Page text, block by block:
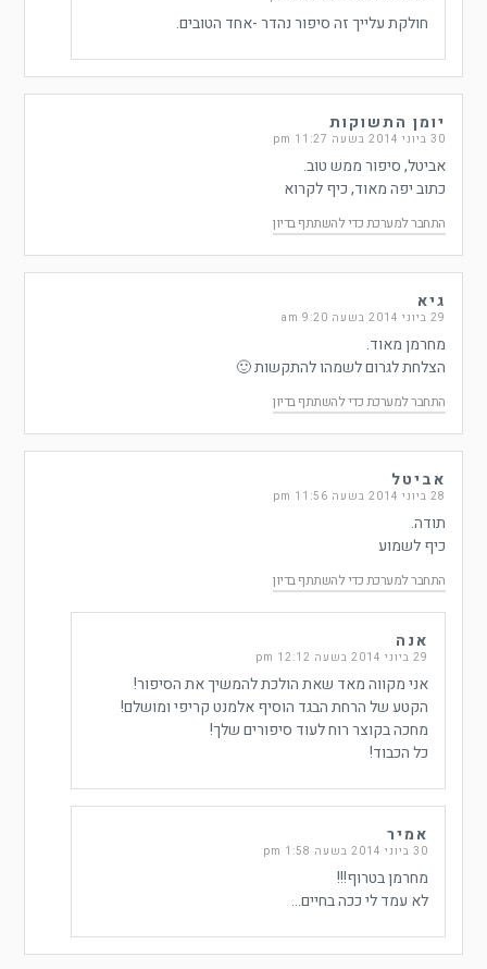
חולקת עלייך זה סיפור נהדר -אחד הטובים.
יומן התשוקות
30 ביוני 2014 בשעה 11:27 pm
אביטל, סיפור ממש טוב.
כתוב יפה מאוד, כיף לקרוא
התחבר למערכת כדי להשתתף בדיון
גיא
29 ביוני 2014 בשעה 9:20 am
מחרמן מאוד.
הצלחת לגרום לשמהו להתקשות 🙂
התחבר למערכת כדי להשתתף בדיון
אביטל
28 ביוני 2014 בשעה 11:56 pm
תודה.
כיף לשמוע
התחבר למערכת כדי להשתתף בדיון
אנה
29 ביוני 2014 בשעה 12:12 pm
אני מקווה מאד שאת הולכת להמשיך את הסיפור!
הקטע של הרחת הבגד הוסיף אלמנט קריפי ומושלם!
מחכה בקוצר רוח לעוד סיפורים שלך!
כל הכבוד!
אמיר
30 ביוני 2014 בשעה 1:58 pm
מחרמן בטרוף!!!
לא עמד לי ככה בחיים…